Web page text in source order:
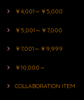
￥4,001～￥5,000
￥5,001～￥7,000
￥7,001～￥9,999
￥10,000～
COLLABORATION ITEM